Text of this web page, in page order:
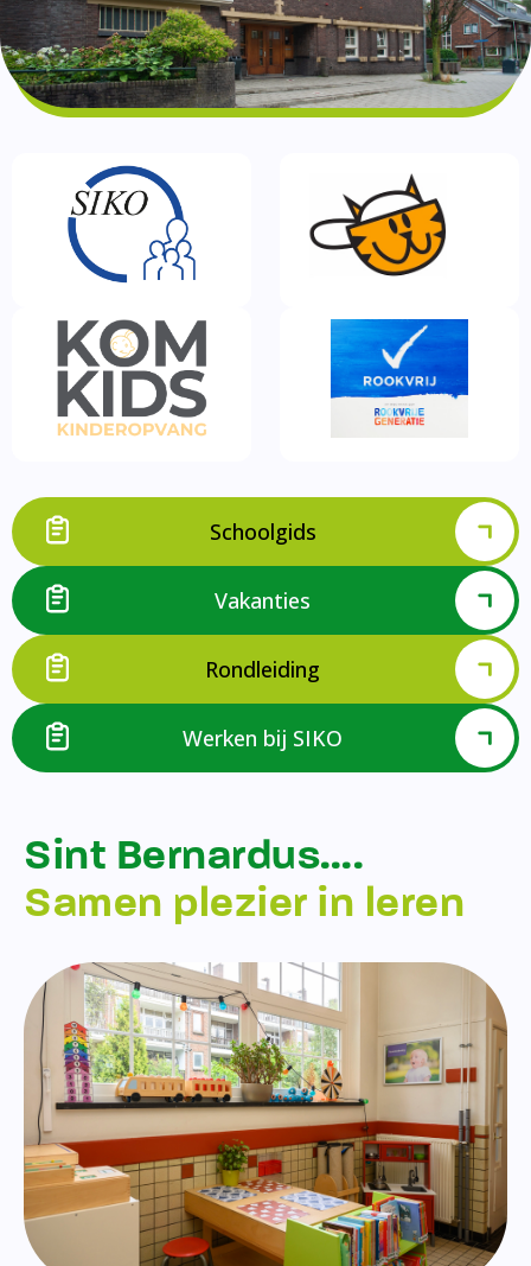
BSO
Routebeschrijving
Privacy
Schoolgids
Vakanties
Rondleiding
Werken bij SIKO
Sint Bernardus….
Samen plezier in leren